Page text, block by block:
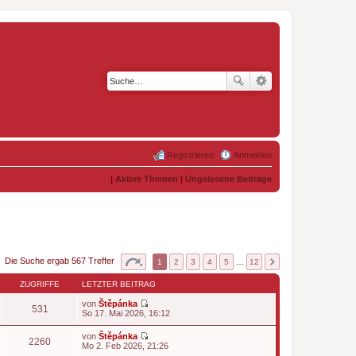
Anmelden
Registrieren
| Aktive Themen | Ungelesene Beiträge
Die Suche ergab 567 Treffer 1 2 3 4 5 12
ZUGRIFFE LETZTER BEITRAG
531 von Štěpánka
N
s
So 17. Mai 2026, 16:12
2260 von Štěpánka
N
Mo 2. Feb 2026, 21:26